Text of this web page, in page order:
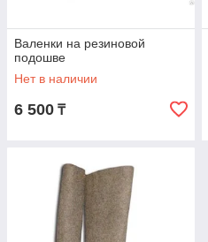
Валенки на резиновой
подошве
Нет в наличии
6 500 ₸